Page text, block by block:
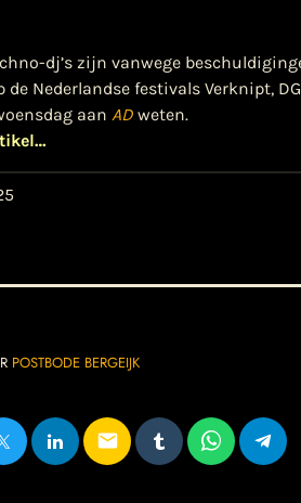
dj’s zijn vanwege
de Nederlandse festivals Verknipt,
aan AD weten.
POSTBODE BERGEIJK
email